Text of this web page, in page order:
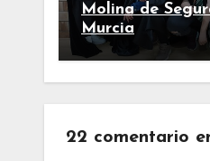
Molina de
Murcia
22 comentario